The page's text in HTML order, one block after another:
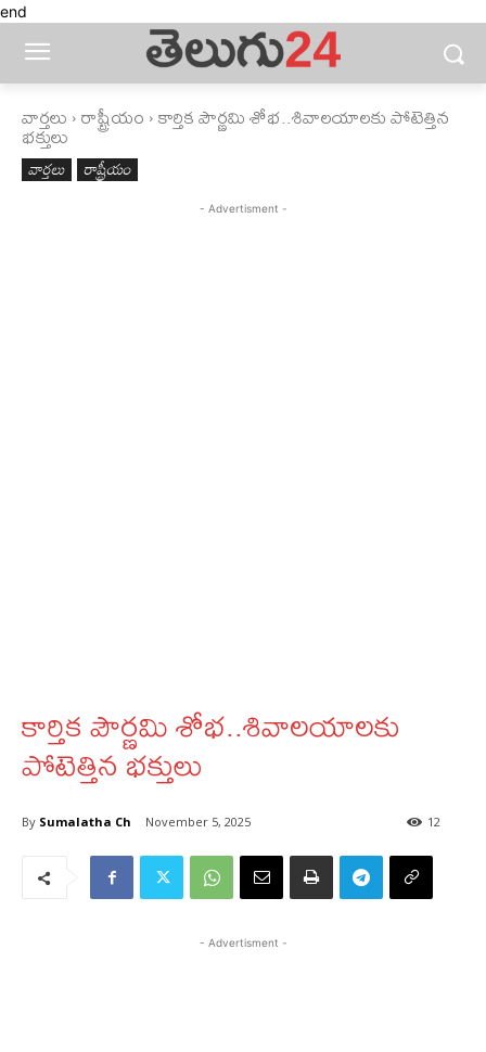
end
వార్తలు రాష్ట్రీయం కార్తిక పౌర్ణమి శోభ..శివాలయాలకు పోటెత్తిన
భక్తులు
వార్తలు రాష్ట్రీయం
- Advertisment -
కార్తిక పౌర్ణమి శోభ..శివాలయాలకు
పోటెత్తిన భక్తులు
By Sumalatha Ch November 5, 2025 12
- Advertisment -